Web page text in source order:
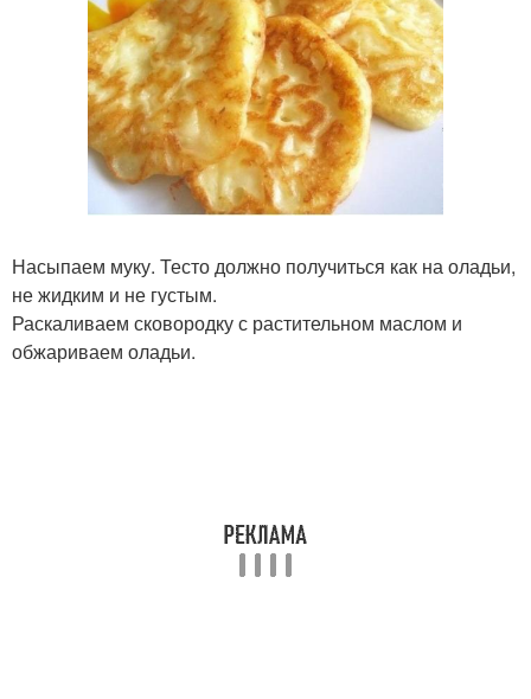
Насыпаем муку. Тесто должно получиться как на оладьи,
не жидким и не густым.
Раскаливаем сковородку с растительном маслом и
обжариваем оладьи.